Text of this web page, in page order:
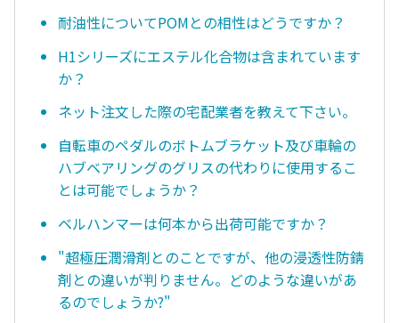
耐油性についてPOMとの相性はどうですか？
H1シリーズにエステル化合物は含まれています
か？
ネット注文した際の宅配業者を教えて下さい。
自転車のペダルのボトムブラケット及び車輪の
ハブベアリングのグリスの代わりに使用するこ
とは可能でしょうか？
ベルハンマーは何本から出荷可能ですか？
"超極圧潤滑剤とのことですが、他の浸透性防錆
剤との違いが判りません。どのような違いがあ
るのでしょうか?"